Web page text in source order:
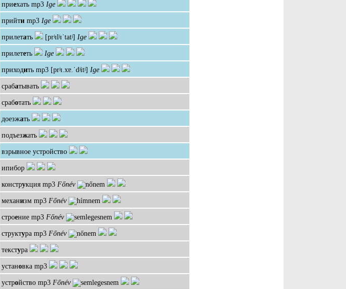
приехать mp3 Ige
прийти mp3 Ige
прилетать [prʲɪlʲɪˈtatʲ] Ige
прилететь Ige
приходить mp3 [prʲɪ.xɐ.ˈdʲitʲ] Ige
срабатывать
сработать
доезжать
подъезжать
взрывное устройство
ипибор
конструкция mp3 Főnév
механизм mp3 Főnév
строение mp3 Főnév
структура mp3 Főnév
текстура
установка mp3
устройство mp3 Főnév